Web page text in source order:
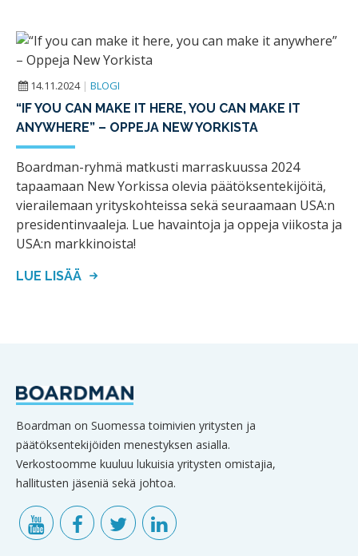
14.11.2024 | BLOGI
“IF YOU CAN MAKE IT HERE, YOU CAN MAKE IT
ANYWHERE” – OPPEJA NEW YORKISTA
Boardman-ryhmä matkusti marraskuussa 2024
tapaamaan New Yorkissa olevia päätöksentekijöitä,
vierailemaan yrityskohteissa sekä seuraamaan USA:n
presidentinvaaleja. Lue havaintoja ja oppeja viikosta ja
USA:n markkinoista!
LUE LISÄÄ
Boardman on Suomessa toimivien yritysten ja
päätöksentekijöiden menestyksen asialla.
Verkostoomme kuuluu lukuisia yritysten omistajia,
hallitusten jäseniä sekä johtoa.